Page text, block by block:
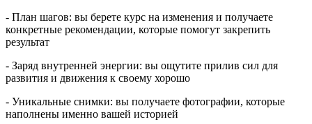
- План шагов: вы берете курс на изменения и получаете
конкретные рекомендации, которые помогут закрепить
результат
- Заряд внутренней энергии: вы ощутите прилив сил для
развития и движения к своему хорошо
- Уникальные снимки: вы получаете фотографии, которые
наполнены именно вашей историей